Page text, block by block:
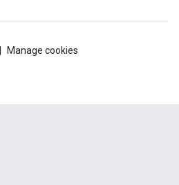
Manage cookies